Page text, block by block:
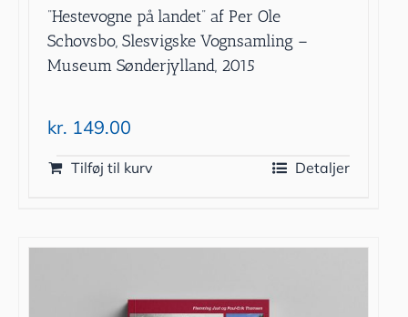
”Hestevogne på landet” af Per Ole
Schovsbo, Slesvigske Vognsamling –
Museum Sønderjylland, 2015
kr. 149.00
Tilføj til kurv Detaljer